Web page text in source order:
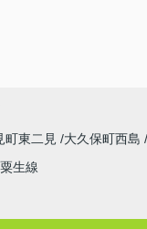
町東二見 大久保町西島
生線